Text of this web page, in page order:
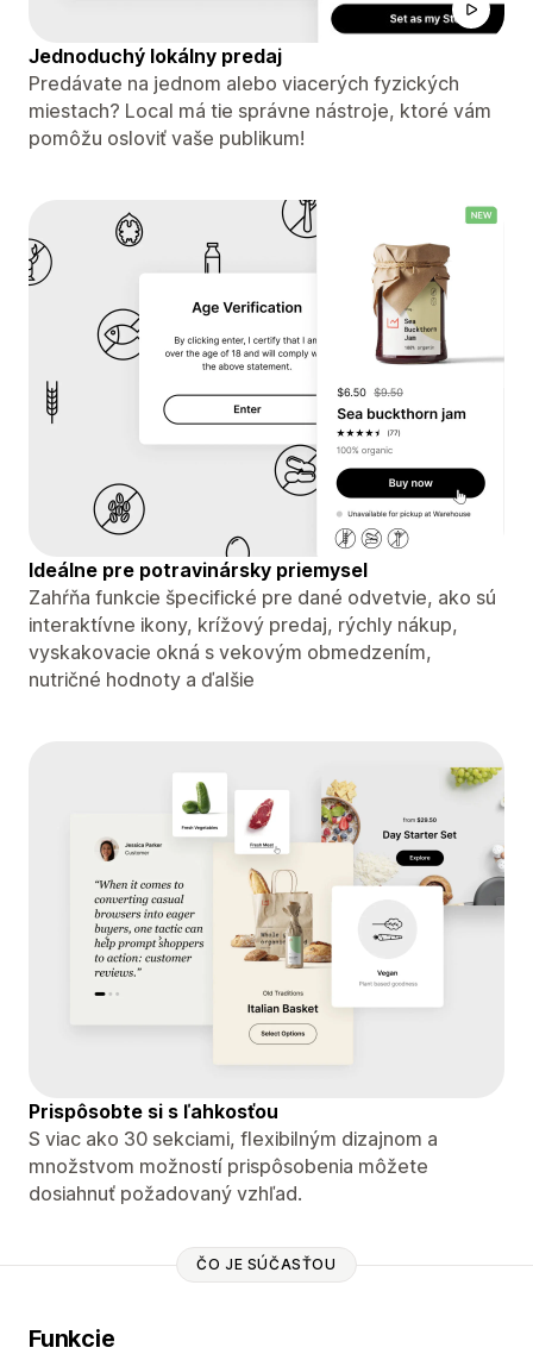
Jednoduchý lokálny predaj
Predávate na jednom alebo viacerých fyzických
miestach? Local má tie správne nástroje, ktoré vám
pomôžu osloviť vaše publikum!
Ideálne pre potravinársky priemysel
Zahŕňa funkcie špecifické pre dané odvetvie, ako sú
interaktívne ikony, krížový predaj, rýchly nákup,
vyskakovacie okná s vekovým obmedzením,
nutričné ​​hodnoty a ďalšie
Prispôsobte si s ľahkosťou
S viac ako 30 sekciami, flexibilným dizajnom a
množstvom možností prispôsobenia môžete
dosiahnuť požadovaný vzhľad.
ČO JE SÚČASŤOU
Funkcie